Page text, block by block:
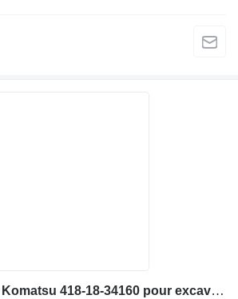
Filtre hydraulique Komatsu 418-18-34160 pour excavateur